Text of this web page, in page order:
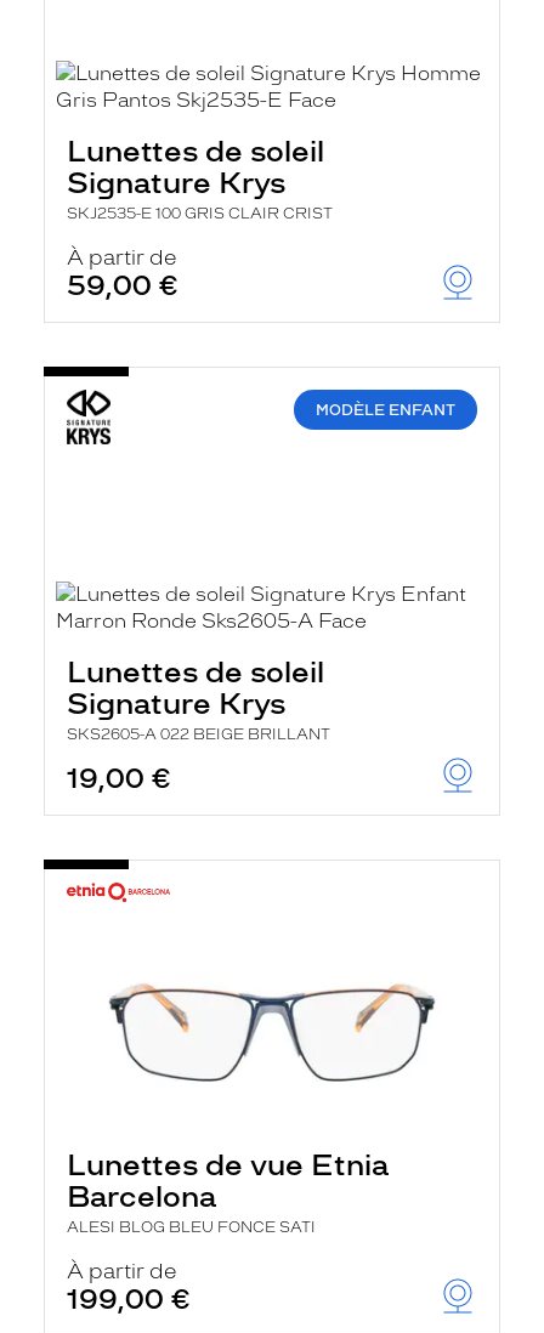
Lunettes de soleil
Signature Krys
SKJ2535-E 100 GRIS CLAIR CRIST
À partir de
59,00 €
MODÈLE ENFANT
Lunettes de soleil
Signature Krys
SKS2605-A 022 BEIGE BRILLANT
19,00 €
Lunettes de vue Etnia
Barcelona
ALESI BLOG BLEU FONCE SATI
À partir de
199,00 €